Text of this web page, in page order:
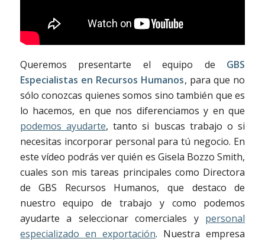
Queremos presentarte el equipo de GBS
Especialistas en Recursos Humanos, para que no
sólo conozcas quienes somos sino también que es
lo hacemos, en que nos diferenciamos y en que
podemos ayudarte, tanto si buscas trabajo o si
necesitas incorporar personal para tú negocio. En
este vídeo podrás ver quién es Gisela Bozzo Smith,
cuales son mis tareas principales como Directora
de GBS Recursos Humanos, que destaco de
nuestro equipo de trabajo y como podemos
ayudarte a seleccionar comerciales y personal
especializado en exportación. Nuestra empresa